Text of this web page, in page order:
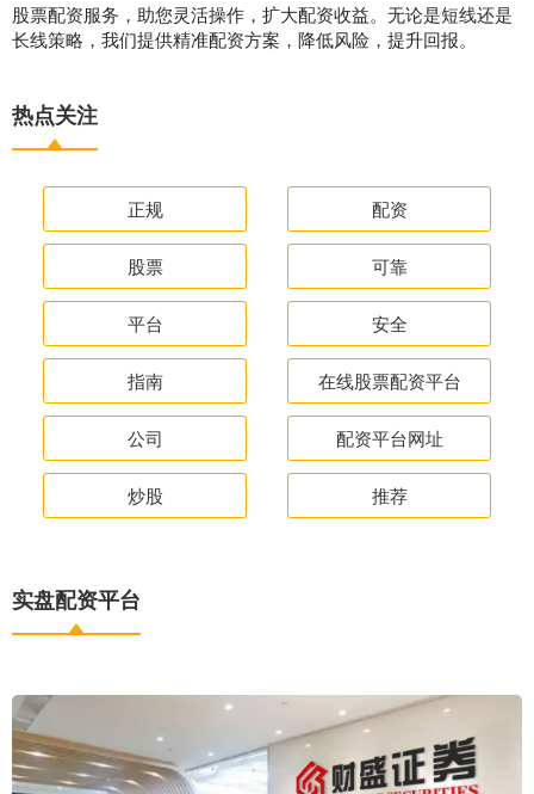
股票配资服务，助您灵活操作，扩大配资收益。无论是短线还是
长线策略，我们提供精准配资方案，降低风险，提升回报。
热点关注
正规 配资
股票 可靠
平台 安全
指南 在线股票配资平台
公司 配资平台网址
炒股 推荐
实盘配资平台